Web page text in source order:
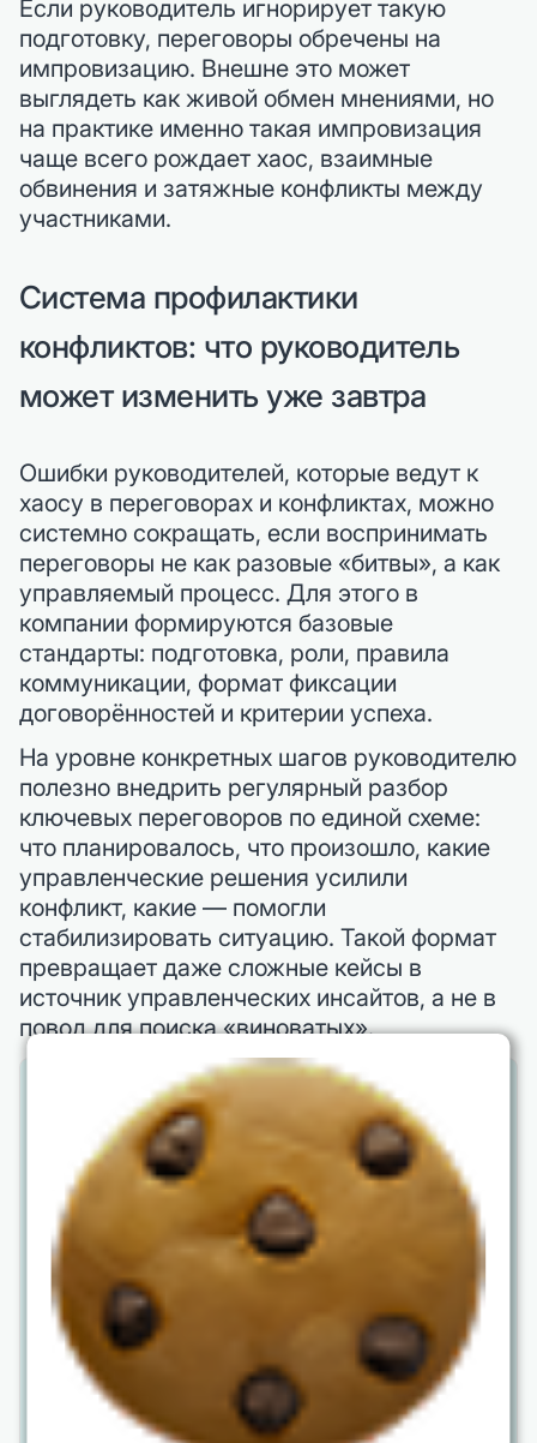
Если руководитель игнорирует такую
подготовку, переговоры обречены на
импровизацию. Внешне это может
выглядеть как живой обмен мнениями, но
на практике именно такая импровизация
чаще всего рождает хаос, взаимные
обвинения и затяжные конфликты между
участниками.
Система профилактики
конфликтов: что руководитель
может изменить уже завтра
Ошибки руководителей, которые ведут к
хаосу в переговорах и конфликтах, можно
системно сокращать, если воспринимать
переговоры не как разовые «битвы», а как
управляемый процесс. Для этого в
компании формируются базовые
стандарты: подготовка, роли, правила
коммуникации, формат фиксации
договорённостей и критерии успеха.
На уровне конкретных шагов руководителю
полезно внедрить регулярный разбор
ключевых переговоров по единой схеме:
что планировалось, что произошло, какие
управленческие решения усилили
конфликт, какие — помогли
стабилизировать ситуацию. Такой формат
превращает даже сложные кейсы в
источник управленческих инсайтов, а не в
повод для поиска «виноватых».
Отдельное внимание стоит уделить
развитию у руководителя навыков
самоменеджмента: управлению
вниманием, стрессом,
эмоциональными реакциями. Без
этого любые техники переговоров
останутся на уровне красивых
презентаций. Именно внутреннее
состояние лидера задаёт тон
переговоров и определяет, будет ли
обсуждение двигаться к решению или
к эскалации конфликта.